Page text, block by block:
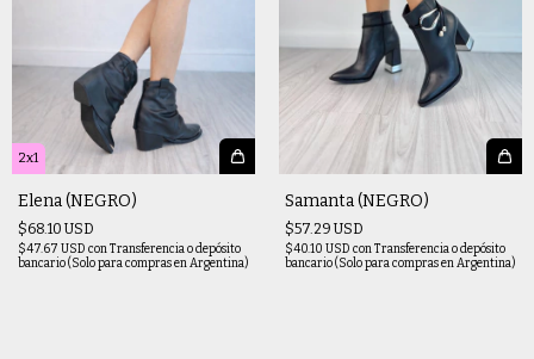
2x1
Elena (NEGRO)
$68.10 USD
$47.67 USD conTransferencia o depósito
bancario (Solo para compras en Argentina)
Samanta (NEGRO)
$57.29 USD
$40.10 USD conTransferencia o depósito
bancario (Solo para compras en Argentina)